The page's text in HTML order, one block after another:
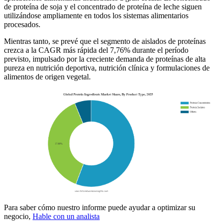
de proteína de soja y el concentrado de proteína de leche siguen
utilizándose ampliamente en todos los sistemas alimentarios
procesados.
Mientras tanto, se prevé que el segmento de aislados de proteínas
crezca a la CAGR más rápida del 7,76% durante el período
previsto, impulsado por la creciente demanda de proteínas de alta
pureza en nutrición deportiva, nutrición clínica y formulaciones de
alimentos de origen vegetal.
Para saber cómo nuestro informe puede ayudar a optimizar su
negocio, Hable con un analista